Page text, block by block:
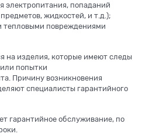
электропитания, попаданий
жидкостей, и т.д.);
тепловыми повреждениями
на изделия, которые имеют следы
попытки
Причину возникновения
специалисты гарантийного
гарантийное обслуживание, по